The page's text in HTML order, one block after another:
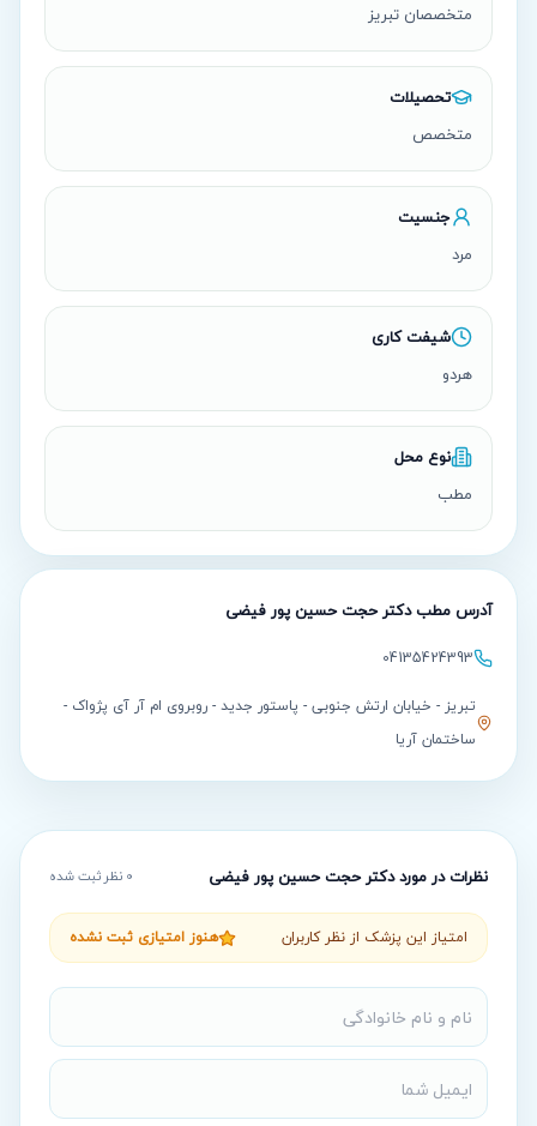
متخصصان تبریز
تحصیلات
متخصص
جنسیت
مرد
شیفت کاری
هردو
نوع محل
مطب
آدرس مطبدکتر حجت حسین پور فیضی
04135424393
تبریز - خیابان ارتش جنوبی - پاستور جدید - روبروی ام آر آی پژواک -
ساختمان آریا
نظرات در مورددکتر حجت حسین پور فیضی 0 نظر ثبت شده
امتیاز این پزشک از نظر کاربران هنوز امتیازی ثبت نشده